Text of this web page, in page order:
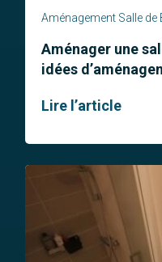
Aménagement Salle de
Aménager une
idées
Lire l’article